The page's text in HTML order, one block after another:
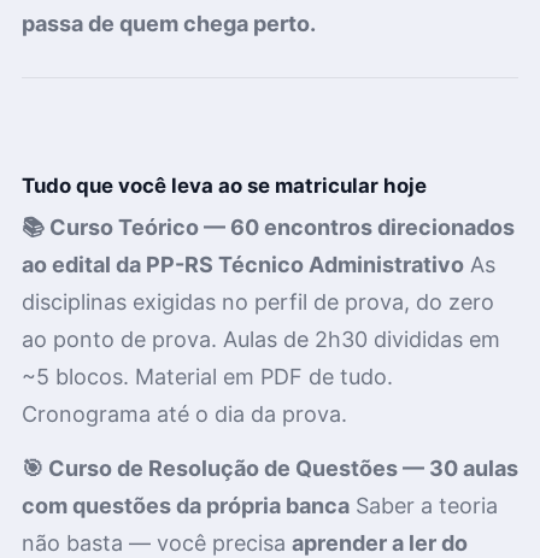
passa de quem chega perto.
Tudo que você leva ao se matricular hoje
📚 Curso Teórico — 60 encontros direcionados
ao edital da PP-RS Técnico AdministrativoAs
disciplinas exigidas no perfil de prova, do zero
ao ponto de prova. Aulas de 2h30 divididas em
~5 blocos. Material em PDF de tudo.
Cronograma até o dia da prova.
🎯 Curso de Resolução de Questões — 30 aulas
com questões da própria bancaSaber a teoria
não basta — você precisa aprender a ler do